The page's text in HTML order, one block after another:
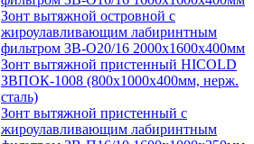
Зонт вытяжной островной с
жироулавливающим лабиринтным
фильтром ЗВ-О20/16 2000х1600х400мм
Зонт вытяжной пристенный HICOLD
ЗВПОК-1008 (800х1000х400мм, нерж.
сталь)
Зонт вытяжной пристенный с
жироулавливающим лабиринтным